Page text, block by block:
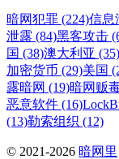
暗网犯罪 (224)信息
泄露 (84)黑客攻击
国 (38)澳大利亚 (35)
加密货币 (29)美国
露暗网 (19)暗网贩
恶意软件 (16)
(13)勒索组织 (12)
© 2021-2026 暗网里